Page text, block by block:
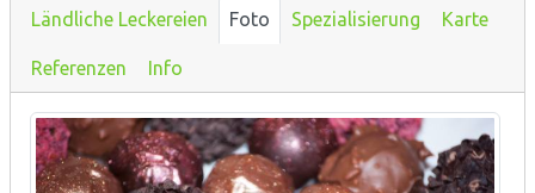
Ländliche Leckereien Foto Spezialisierung Karte
Referenzen Info